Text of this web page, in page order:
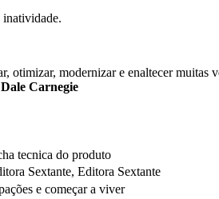
inatividade.
otimizar, modernizar e enaltecer muitas
Dale Carnegie
tecnica do produto
Sextante, Editora Sextante
e começar a viver